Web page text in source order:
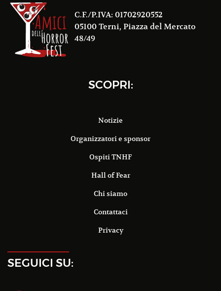
C.F./P.IVA: 01702920552
05100 Terni, Piazza del Mercato
48/49
SCOPRI:
Notizie
Organizzatori e sponsor
Ospiti TNHF
Hall of Fear
Chi siamo
Contattaci
Privacy
SEGUICI SU: